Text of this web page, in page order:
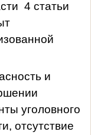
4 статьи
и
уголовного
отсутствие